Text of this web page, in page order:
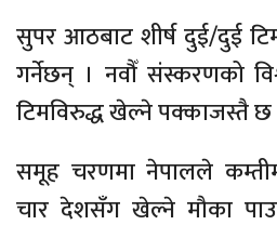
सुपर आठबाट शीर्ष दुई/दुई
गर्नेछन् । ​नवौँ संस्करणको
टिमविरुद्ध खेल्ने पक्काजस्तै छ
समूह चरणमा नेपालले
चार देशसँग खेल्ने मौका